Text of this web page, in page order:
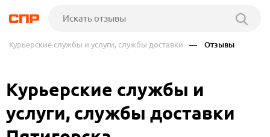
Курьерские службы и услуги, службы доставки — Отзывы
Курьерские службы и
услуги, службы доставки